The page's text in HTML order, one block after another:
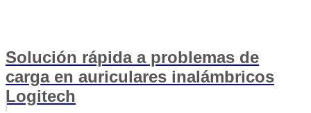
Solución rápida a problemas de
carga en auriculares inalámbricos
Logitech